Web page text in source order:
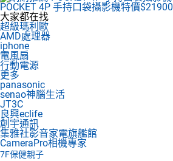
POCKET 4P 手持口袋攝影機特價$21900
大家都在找
超級瑪利歐
AMD處理器
iphone
電風扇
行動電源
更多
panasonic
senao神腦生活
JT3C
良興eclife
創宇通訊
集雅社影音家電旗艦館
CameraPro相機專家
7F保健親子